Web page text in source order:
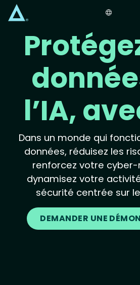
l’IA,
Dans un monde qui
données, réduisez les
renforcez votre
dynamisez votre
sécurité centrée sur
DEMANDER UNE